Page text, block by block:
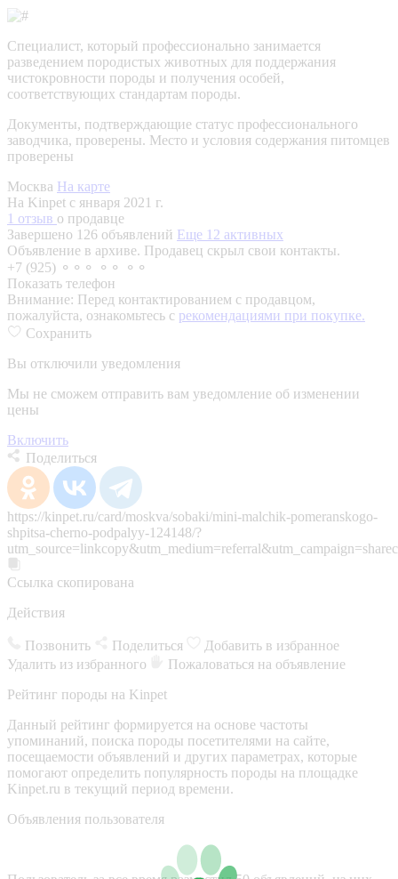
Специалист, который профессионально занимается
разведением породистых животных для поддержания
чистокровности породы и получения особей,
соответствующих стандартам породы.
Документы, подтверждающие статус профессионального
заводчика, проверены. Место и условия содержания питомцев
проверены
Москва На карте
На Kinpet c января 2021 г.
1 отзыв о продавце
Завершено 126 объявлений Еще 12 активных
Объявление в архиве. Продавец скрыл свои контакты.
+7 (925) ⚬⚬⚬ ⚬⚬ ⚬⚬
Показать телефон
Внимание: Перед контактированием с продавцом,
пожалуйста, ознакомьтесь с рекомендациями при покупке.
Сохранить
Вы отключили уведомления
Мы не сможем отправить вам уведомление об изменении
цены
Включить
Поделиться
https://kinpet.ru/card/moskva/sobaki/mini-malchik-pomeranskogo-
shpitsa-cherno-podpalyy-124148/?
Ссылка скопирована
Действия
Позвонить Поделиться
Добавить в избранное
Удалить из избранного
Пожаловаться на объявление
Рейтинг породы на Kinpet
Данный рейтинг формируется на основе частоты
упоминаний, поиска породы посетителями на сайте,
посещаемости объявлений и других параметрах, которые
помогают определить популярность породы на площадке
Kinpet.ru в текущий период времени.
Объявления пользователя